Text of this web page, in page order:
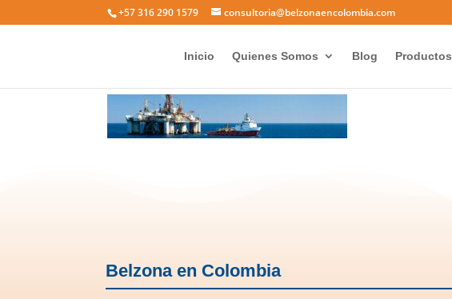
+57 316 290 1579 consultoria@belzonaencolombia.com
Inicio Quienes Somos Blog Productos
Belzona en Colombia